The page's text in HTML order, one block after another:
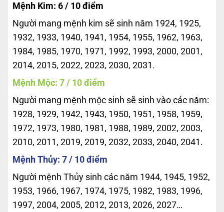
Mệnh Kim: 6 / 10 điểm
Người mang mệnh kim sẽ sinh năm 1924, 1925,
1932, 1933, 1940, 1941, 1954, 1955, 1962, 1963,
1984, 1985, 1970, 1971, 1992, 1993, 2000, 2001,
2014, 2015, 2022, 2023, 2030, 2031.
Mệnh Mộc: 7 / 10 điểm
Người mang mệnh mộc sinh sẽ sinh vào các năm:
1928, 1929, 1942, 1943, 1950, 1951, 1958, 1959,
1972, 1973, 1980, 1981, 1988, 1989, 2002, 2003,
2010, 2011, 2019, 2019, 2032, 2033, 2040, 2041.
Mệnh Thủy: 7 / 10 điểm
Người mệnh Thủy sinh các năm 1944, 1945, 1952,
1953, 1966, 1967, 1974, 1975, 1982, 1983, 1996,
1997, 2004, 2005, 2012, 2013, 2026, 2027…